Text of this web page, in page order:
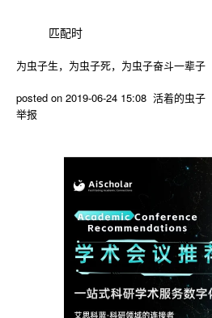
匹配时
为虫子生，为虫子死，为虫子奋斗一辈子
posted on 2019-06-24 15:08 活着的虫子
举报